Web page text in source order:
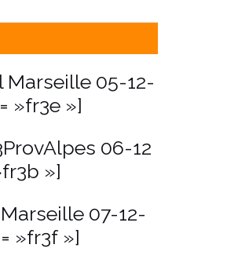
Marseille 05-12-
»fr3e »]
06-12
»]
07-12-
»fr3f »]